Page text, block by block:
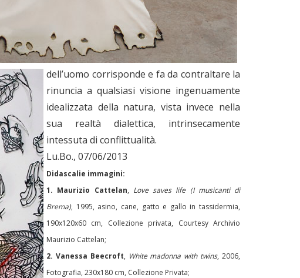
dell’uomo corrisponde e fa da contraltare la
rinuncia a qualsiasi visione ingenuamente
idealizzata della natura, vista invece nella
sua realtà dialettica, intrinsecamente
intessuta di conflittualità.
Lu.Bo., 07/06/2013
Didascalie immagini:
1. Maurizio Cattelan, Love saves life (I musicanti di
Brema), 1995, asino, cane, gatto e gallo in tassidermia,
190x120x60 cm, Collezione privata, Courtesy Archivio
Maurizio Cattelan;
2. Vanessa Beecroft, White madonna with twins, 2006,
Fotografia, 230x180 cm, Collezione Privata;